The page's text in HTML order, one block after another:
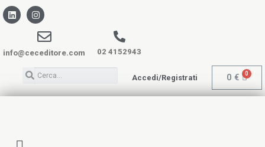
info@ceceditore.com 02 4152943
Accedi/Registrati 0 €